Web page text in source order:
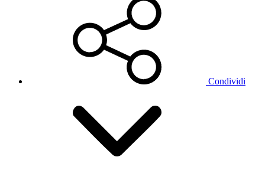
Condividi